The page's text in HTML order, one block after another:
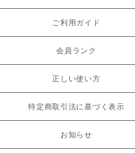
ご利用ガイド
会員ランク
正しい使い方
特定商取引法に基づく表示
お知らせ